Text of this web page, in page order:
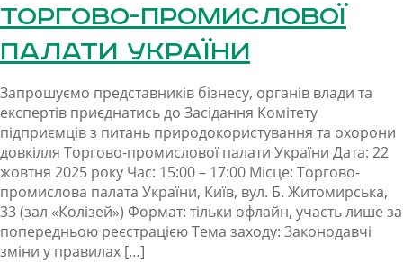
Торгово-промислової
палати України
Запрошуємо представників бізнесу, органів влади та
експертів приєднатись до Засідання Комітету
підприємців з питань природокористування та охорони
довкілля Торгово-промислової палати України Дата: 22
жовтня 2025 року Час: 15:00 – 17:00 Місце: Торгово-
промислова палата України, Київ, вул. Б. Житомирська,
33 (зал «Колізей») Формат: тільки офлайн, участь лише за
попередньою реєстрацією Тема заходу: Законодавчі
зміни у правилах […]